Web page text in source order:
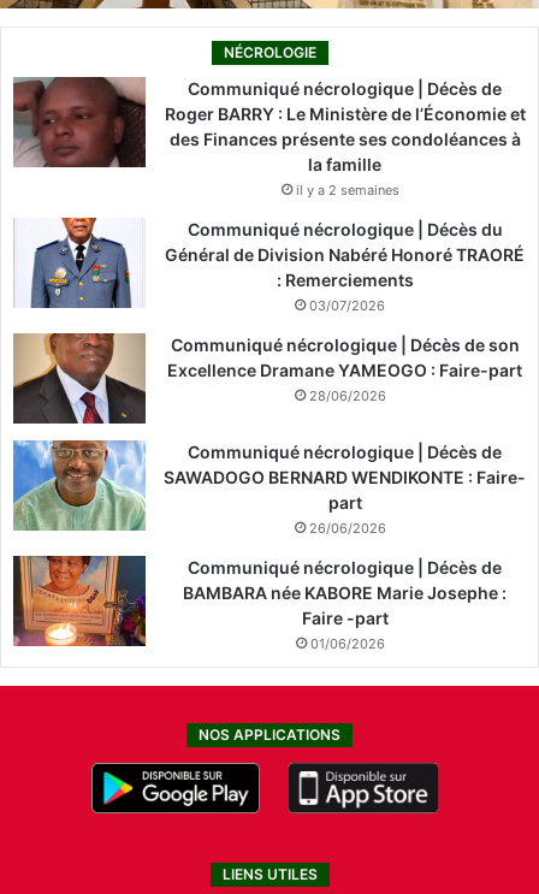
NÉCROLOGIE
Communiqué nécrologique | Décès de
Roger BARRY : Le Ministère de l’Économie et
des Finances présente ses condoléances à
la famille
il y a 2 semaines
Communiqué nécrologique | Décès du
Général de Division Nabéré Honoré TRAORÉ
: Remerciements
03/07/2026
Communiqué nécrologique | Décès de son
Excellence Dramane YAMEOGO : Faire-part
28/06/2026
Communiqué nécrologique | Décès de
SAWADOGO BERNARD WENDIKONTE : Faire-
part
26/06/2026
Communiqué nécrologique | Décès de
BAMBARA née KABORE Marie Josephe :
Faire -part
01/06/2026
NOS APPLICATIONS
LIENS UTILES